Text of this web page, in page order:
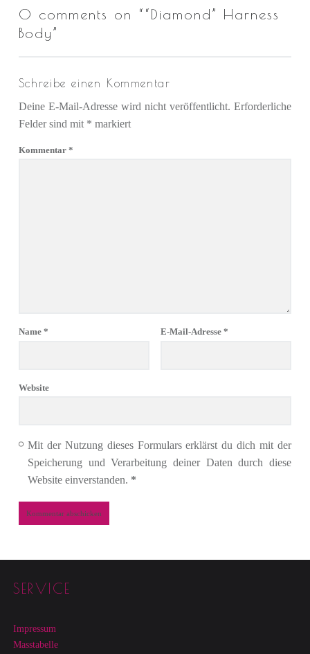
0 comments on “ “Diamond” Harness
Body”
Schreibe einen Kommentar
Deine E-Mail-Adresse wird nicht veröffentlicht. Erforderliche
Felder sind mit * markiert
Kommentar *
Name * E-Mail-Adresse *
Website
Mit der Nutzung dieses Formulars erklärst du dich mit der
Speicherung und Verarbeitung deiner Daten durch diese
Website einverstanden. *
SERVICE
Impressum
Masstabelle